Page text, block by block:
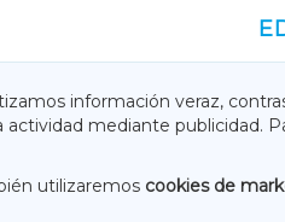
información veraz,
actividad mediante publicidad.
utilizaremos cookies de
TERRACHAXA
ACORUÑAXA